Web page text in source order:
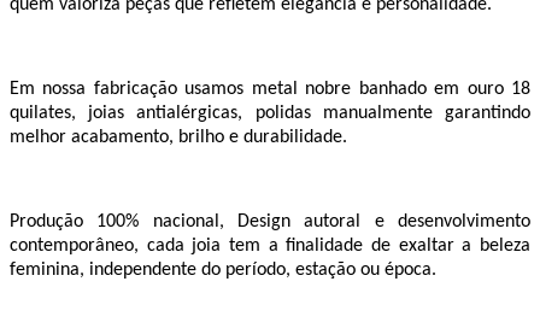
quem valoriza peças que refletem elegância e personalidade.
Em nossa fabricação usamos metal nobre banhado em ouro 18
quilates, joias antialérgicas, polidas manualmente garantindo
melhor acabamento, brilho e durabilidade.
Produção 100% nacional, Design autoral e desenvolvimento
contemporâneo, cada joia tem a finalidade de exaltar a beleza
feminina, independente do período, estação ou época.